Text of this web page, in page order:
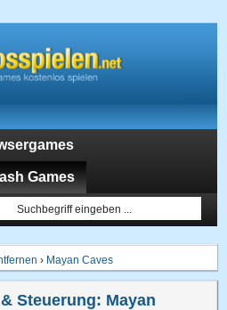
Games
› Mayan Caves
Steuerung: Mayan